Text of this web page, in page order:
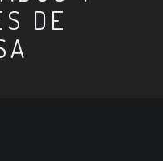
DE